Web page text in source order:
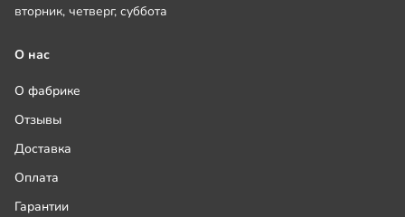
вторник, четверг, суббота
О нас
О фабрике
Отзывы
Доставка
Оплата
Гарантии